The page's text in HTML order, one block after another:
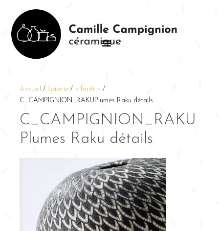
Accueil / Galerie / « forêt » /
C_CAMPIGNION_RAKUPlumes Raku détails
C_CAMPIGNION_RAKU
Plumes Raku détails